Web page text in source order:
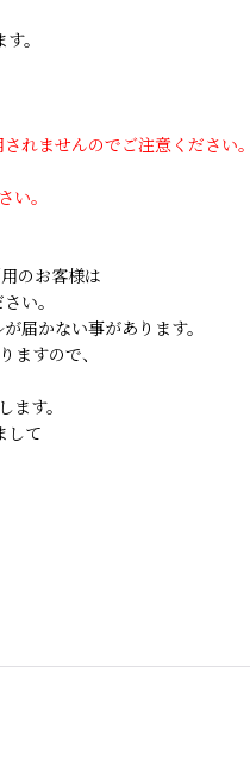
。
れませんのでご注意ください。
。
のお客様は
い。
届かない事があります。
すので、
す。
して